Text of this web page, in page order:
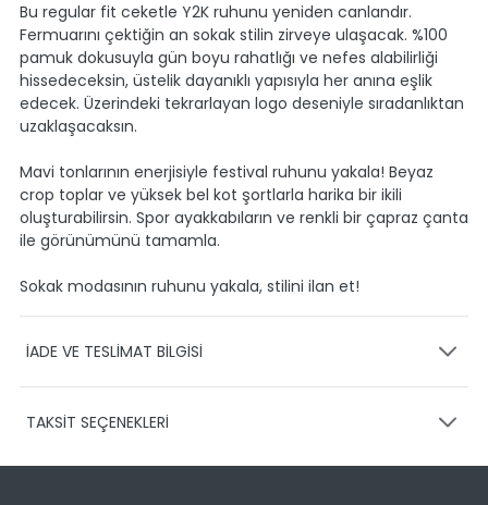
Bu regular fit ceketle Y2K ruhunu yeniden canlandır.
Fermuarını çektiğin an sokak stilin zirveye ulaşacak. %100
pamuk dokusuyla gün boyu rahatlığı ve nefes alabilirliği
hissedeceksin, üstelik dayanıklı yapısıyla her anına eşlik
edecek. Üzerindeki tekrarlayan logo deseniyle sıradanlıktan
uzaklaşacaksın.
Mavi tonlarının enerjisiyle festival ruhunu yakala! Beyaz
crop toplar ve yüksek bel kot şortlarla harika bir ikili
oluşturabilirsin. Spor ayakkabıların ve renkli bir çapraz çanta
ile görünümünü tamamla.
Sokak modasının ruhunu yakala, stilini ilan et!
İADE VE TESLİMAT BİLGİSİ
Ürünlerinizin gönderimini anlaşmalı olduğumuz PTT,
1-3 iş günü içerisinde kargoya teslim edilir.
TAKSİT SEÇENEKLERİ